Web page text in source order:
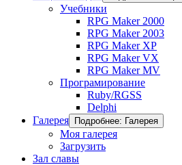
Учебники
RPG Maker 2000
RPG Maker 2003
RPG Maker XP
RPG Maker VX
RPG Maker MV
Програмирование
Ruby/RGSS
Delphi
Галерея
Подробнее: Галерея
Моя галерея
Загрузить
Зал славы